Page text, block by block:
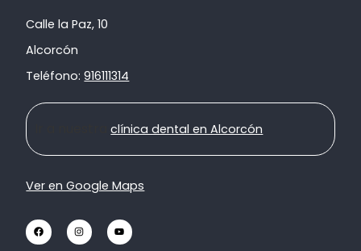
Calle la Paz, 10
Alcorcón
Teléfono:916111314
Ir a nuestraclínica dental en Alcorcón
Ver en Google Maps